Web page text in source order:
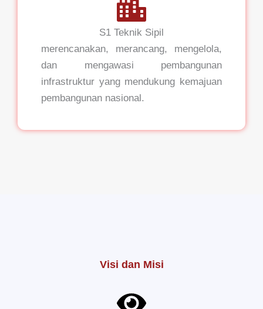
S1 Teknik Sipil
merencanakan, merancang, mengelola,
dan mengawasi pembangunan
infrastruktur yang mendukung kemajuan
pembangunan nasional.
Visi dan Misi